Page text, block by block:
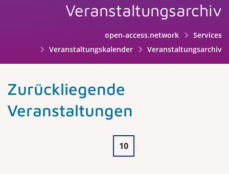
Veranstaltungsarchiv
open-access.network
Services
Veranstaltungskalender
Veranstaltungsarchiv
Zurückliegende
Veranstaltungen
10